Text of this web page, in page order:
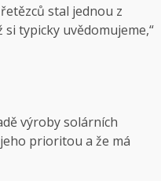
stal jednou z
typicky uvědomujeme,“
výroby solárních
prioritou a že má